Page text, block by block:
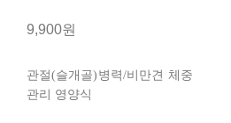
9,900원
관절(슬개골)병력/비만견 체중
관리 영양식